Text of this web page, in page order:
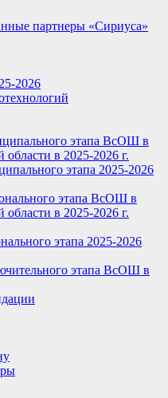
партнеры «Сириуса»
2026
этапа ВсОШ в
области в 2025-2026 г.
этапа 2025-2026
этапа ВсОШ в
области в 2025-2026 г.
этапа 2025-2026
этапа ВсОШ в